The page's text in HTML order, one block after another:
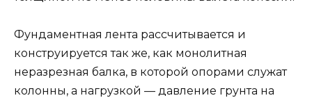
Фундаментная лента рассчитывается и
конструируется так же, как мо­нолитная
неразрезная балка, в которой опорами служат
колонны, а нагруз­кой — давление грунта на